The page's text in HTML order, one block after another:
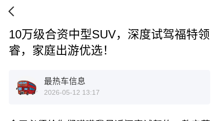
10万级合资中型SUV，深度试驾福特领
睿，家庭出游优选！
最热车信息
2026-05-12 13:17